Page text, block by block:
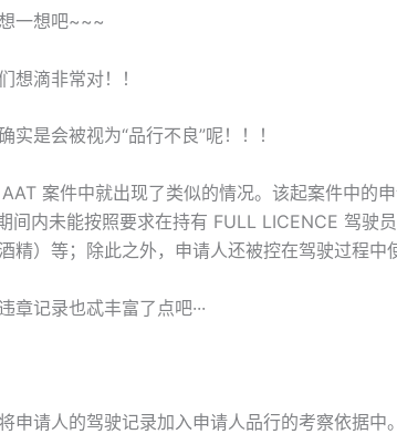
一想吧~~~
想滴非常对！！
实是会被视为“品行不良”呢！！！
案件中就出现了类似的情况。该起案件中的
间内未能按照要求在持有 FULL LICENCE 驾驶
精）等；除此之外，申请人还被控在驾驶过程中
章记录也忒丰富了点吧···
申请人的驾驶记录加入申请人品行的考察依据